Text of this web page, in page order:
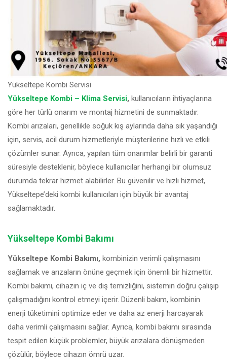
Yükseltepe Kombi Servisi
Yükseltepe Kombi – Klima Servisi, kullanıcıların ihtiyaçlarına
göre her türlü onarım ve montaj hizmetini de sunmaktadır.
Kombi arızaları, genellikle soğuk kış aylarında daha sık yaşandığı
için, servis, acil durum hizmetleriyle müşterilerine hızlı ve etkili
çözümler sunar. Ayrıca, yapılan tüm onarımlar belirli bir garanti
süresiyle desteklenir, böylece kullanıcılar herhangi bir olumsuz
durumda tekrar hizmet alabilirler. Bu güvenilir ve hızlı hizmet,
Yükseltepe’deki kombi kullanıcıları için büyük bir avantaj
sağlamaktadır.
Yükseltepe Kombi Bakımı
Yükseltepe Kombi Bakımı, kombinizin verimli çalışmasını
sağlamak ve arızaların önüne geçmek için önemli bir hizmettir.
Kombi bakımı, cihazın iç ve dış temizliğini, sistemin doğru çalışıp
çalışmadığını kontrol etmeyi içerir. Düzenli bakım, kombinin
enerji tüketimini optimize eder ve daha az enerji harcayarak
daha verimli çalışmasını sağlar. Ayrıca, kombi bakımı sırasında
tespit edilen küçük problemler, büyük arızalara dönüşmeden
çözülür, böylece cihazın ömrü uzar.